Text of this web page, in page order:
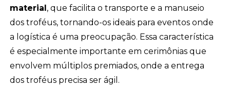
material, que facilita o transporte e a manuseio
dos troféus, tornando-os ideais para eventos onde
a logística é uma preocupação. Essa característica
é especialmente importante em cerimônias que
envolvem múltiplos premiados, onde a entrega
dos troféus precisa ser ágil.